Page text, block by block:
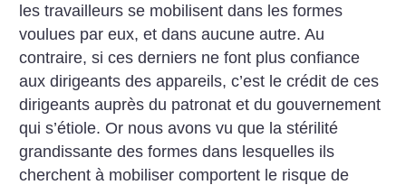
les travailleurs se mobilisent dans les formes
voulues par eux, et dans aucune autre. Au
contraire, si ces derniers ne font plus confiance
aux dirigeants des appareils, c’est le crédit de ces
dirigeants auprès du patronat et du gouvernement
qui s’étiole. Or nous avons vu que la stérilité
grandissante des formes dans lesquelles ils
cherchent à mobiliser comportent le risque de